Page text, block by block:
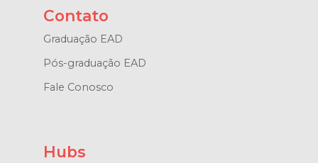
Contato
Graduação EAD
Pós-graduação EAD
Fale Conosco
Hubs